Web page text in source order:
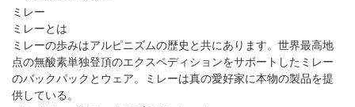
・GORE-TEX(ゴアテックス) ツオロミーブーツ
・GORE-TEX(ゴアテックス) ワオナブーツ
・GORE-TEX(ゴアテックス) ティトンブーツ
・コンパクト フォールディングポール
・アルパインポール アンチショック
・GORE-TEX(ゴアテックス) ライトスパッツロング